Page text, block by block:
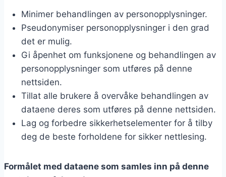
Minimer behandlingen av personopplysninger.
Pseudonymiser personopplysninger i den grad
det er mulig.
Gi åpenhet om funksjonene og behandlingen av
personopplysninger som utføres på denne
nettsiden.
Tillat alle brukere å overvåke behandlingen av
dataene deres som utføres på denne nettsiden.
Lag og forbedre sikkerhetselementer for å tilby
deg de beste forholdene for sikker nettlesing.
Formålet med dataene som samles inn på denne